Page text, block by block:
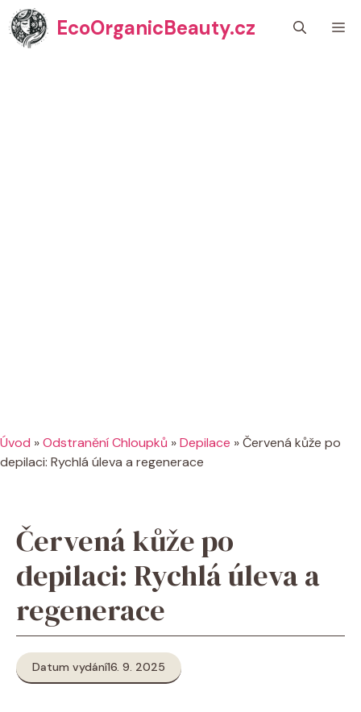
Přeskočit
na
obsah
EcoOrganicBeauty.cz
Úvod »Odstranění Chloupků »Depilace »Červená kůže po
depilaci: Rychlá úleva a regenerace
Červená kůže po
depilaci: Rychlá úleva a
regenerace
Datum vydání16. 9. 2025